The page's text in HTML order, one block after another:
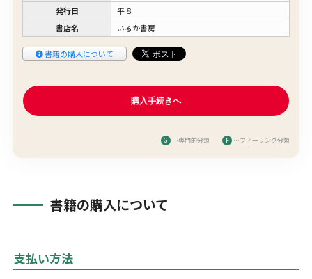
発行日
平８
書店名
いるか書房
書籍の購入について
G …専門的分類 F …フィーリング分類
書籍の購入について
支払い方法